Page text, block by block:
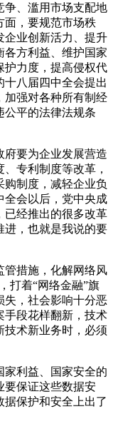
争、滥用市场支配地
面，要规范市场秩
企业创新活力、提升
各方利益、维护国家
护力度，提高侵权代
八届四中全会提出
加强对各种所有制经
公平的法律法规条
府要为企业发展营造
专利制度等改革，
制度，减轻企业负
全会以后，党中央成
已经推出的很多改革
进，也就是我说的要
管措施，化解网络风
打着“网络金融”旗
失，社会影响十分恶
手段花样翻新，技术
技术新业务时，必须
家利益、国家安全的
要保证这些数据安
保护和安全上出了